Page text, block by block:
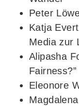
Peter
Katja
Media zur
Alipasha
Fairness?”
Eleonore